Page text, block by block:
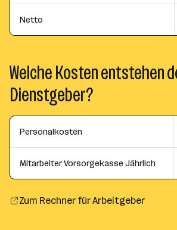
Netto
Welche Kosten entstehen
Dienstgeber?
Personalkosten
Mitarbeiter Vorsorgekasse Jährlich
Zum Rechner für Arbeitgeber